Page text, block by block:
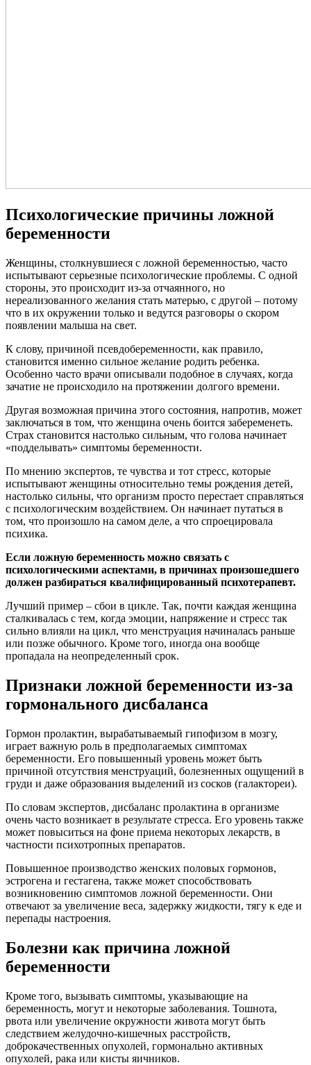
Психологические причины ложной
беременности
Женщины, столкнувшиеся с ложной беременностью, часто
испытывают серьезные психологические проблемы. С одной
стороны, это происходит из-за отчаянного, но
нереализованного желания стать матерью, с другой – потому
что в их окружении только и ведутся разговоры о скором
появлении малыша на свет.
К слову, причиной псевдобеременности, как правило,
становится именно сильное желание родить ребенка.
Особенно часто врачи описывали подобное в случаях, когда
зачатие не происходило на протяжении долгого времени.
Другая возможная причина этого состояния, напротив, может
заключаться в том, что женщина очень боится забеременеть.
Страх становится настолько сильным, что голова начинает
«подделывать» симптомы беременности.
По мнению экспертов, те чувства и тот стресс, которые
испытывают женщины относительно темы рождения детей,
настолько сильны, что организм просто перестает справляться
с психологическим воздействием. Он начинает путаться в
том, что произошло на самом деле, а что спроецировала
психика.
Если ложную беременность можно связать с
психологическими аспектами, в причинах произошедшего
должен разбираться квалифицированный психотерапевт.
Лучший пример – сбои в цикле. Так, почти каждая женщина
сталкивалась с тем, когда эмоции, напряжение и стресс так
сильно влияли на цикл, что менструация начиналась раньше
или позже обычного. Кроме того, иногда она вообще
пропадала на неопределенный срок.
Признаки ложной беременности из-за
гормонального дисбаланса
Гормон пролактин, вырабатываемый гипофизом в мозгу,
играет важную роль в предполагаемых симптомах
беременности. Его повышенный уровень может быть
причиной отсутствия менструаций, болезненных ощущений в
груди и даже образования выделений из сосков (галактореи).
По словам экспертов, дисбаланс пролактина в организме
очень часто возникает в результате стресса. Его уровень также
может повыситься на фоне приема некоторых лекарств, в
частности психотропных препаратов.
Повышенное производство женских половых гормонов,
эстрогена и гестагена, также может способствовать
возникновению симптомов ложной беременности. Они
отвечают за увеличение веса, задержку жидкости, тягу к еде и
перепады настроения.
Болезни как причина ложной
беременности
Кроме того, вызывать симптомы, указывающие на
беременность, могут и некоторые заболевания. Тошнота,
рвота или увеличение окружности живота могут быть
следствием желудочно-кишечных расстройств,
доброкачественных опухолей, гормонально активных
опухолей, рака или кисты яичников.